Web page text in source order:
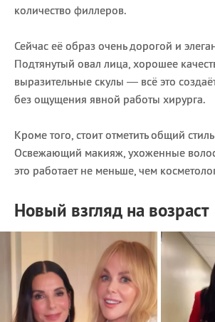
количество филлеров.
Сейчас её образ очень дорогой и
Подтянутый овал лица, хорошее
выразительные скулы — всё это
без ощущения явной работы хирурга.
Кроме того, стоит отметить общий
Освежающий макияж, ухоженные
это работает не меньше, чем
Новый взгляд на возраст